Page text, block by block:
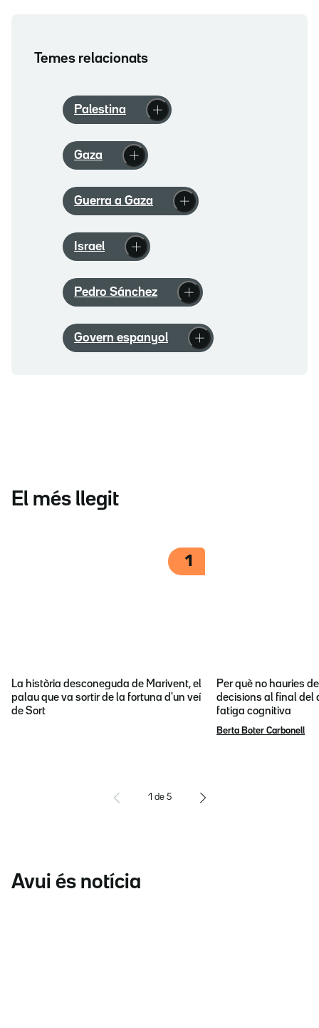
Temes relacionats
Palestina
Gaza
Guerra a Gaza
Israel
Pedro Sánchez
Govern espanyol
El més llegit
1
La història desconeguda de Marivent, el
palau que va sortir de la fortuna d'un veí
de Sort
Per què no hauries
decisions al final del
fatiga cognitiva
Berta Boter Carbonell
1 de 5
Avui és notícia